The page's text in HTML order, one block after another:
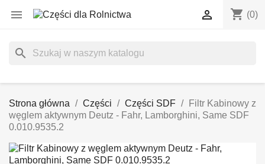
 shopping_cart (0)

search
Strona główna Części Części SDF
Filtr Kabinowy z
węglem aktywnym Deutz - Fahr, Lamborghini, Same SDF
0.010.9535.2